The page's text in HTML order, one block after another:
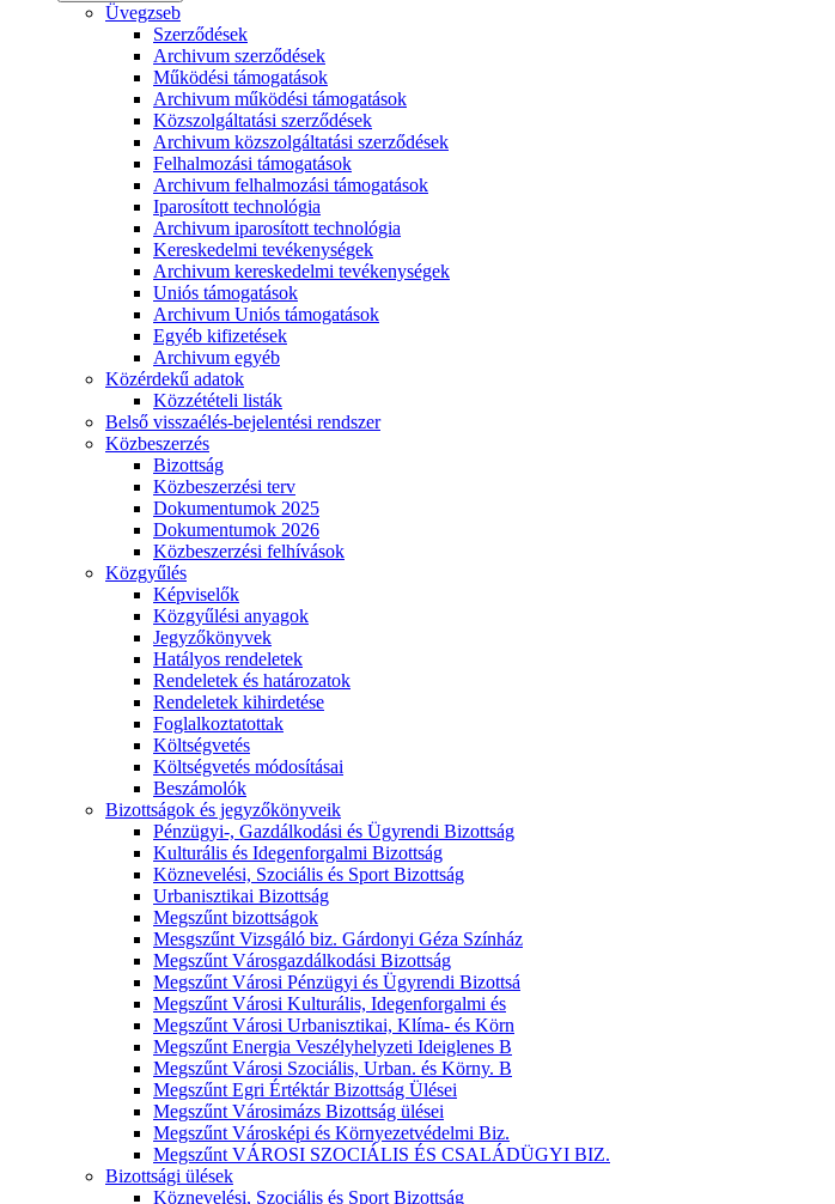
Üvegzseb
Szerződések
Archivum szerződések
Működési támogatások
Archivum működési támogatások
Közszolgáltatási szerződések
Archivum közszolgáltatási szerződések
Felhalmozási támogatások
Archivum felhalmozási támogatások
Iparosított technológia
Archivum iparosított technológia
Kereskedelmi tevékenységek
Archivum kereskedelmi tevékenységek
Uniós támogatások
Archivum Uniós támogatások
Egyéb kifizetések
Archivum egyéb
Közérdekű adatok
Közzétételi listák
Belső visszaélés-bejelentési rendszer
Közbeszerzés
Bizottság
Közbeszerzési terv
Dokumentumok 2025
Dokumentumok 2026
Közbeszerzési felhívások
Közgyűlés
Képviselők
Közgyűlési anyagok
Jegyzőkönyvek
Hatályos rendeletek
Rendeletek és határozatok
Rendeletek kihirdetése
Foglalkoztatottak
Költségvetés
Költségvetés módosításai
Beszámolók
Bizottságok és jegyzőkönyveik
Pénzügyi-, Gazdálkodási és Ügyrendi Bizottság
Kulturális és Idegenforgalmi Bizottság
Köznevelési, Szociális és Sport Bizottság
Urbanisztikai Bizottság
Megszűnt bizottságok
Mesgszűnt Vizsgáló biz. Gárdonyi Géza Színház
Megszűnt Városgazdálkodási Bizottság
Megszűnt Városi Pénzügyi és Ügyrendi Bizottsá
Megszűnt Városi Kulturális, Idegenforgalmi és
Megszűnt Városi Urbanisztikai, Klíma- és Körn
Megszűnt Energia Veszélyhelyzeti Ideiglenes B
Megszűnt Városi Szociális, Urban. és Körny. B
Megszűnt Egri Értéktár Bizottság Ülései
Megszűnt Városimázs Bizottság ülései
Megszűnt Városképi és Környezetvédelmi Biz.
Megszűnt VÁROSI SZOCIÁLIS ÉS CSALÁDÜGYI BIZ.
Bizottsági ülések
Köznevelési, Szociális és Sport Bizottság